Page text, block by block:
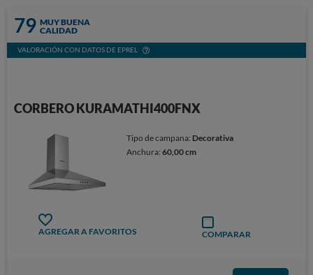
79 MUY BUENA
CALIDAD
VALORACIÓN CON DATOS DE EPREL
CORBERO KURAMATHI400FNX
Tipo de campana: Decorativa
Anchura:60,00 cm
AGREGAR A FAVORITOS COMPARAR